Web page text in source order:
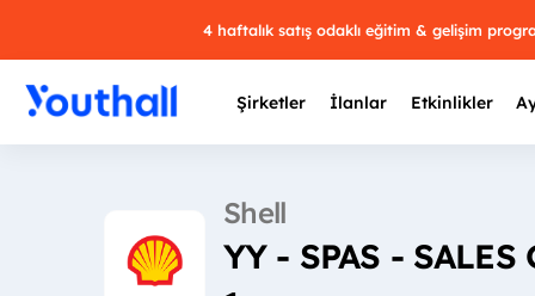
4 haftalık satış odaklı eğitim & gelişim
Şirketler İlanlar Etkinlikler
Shell
YY - SPAS -